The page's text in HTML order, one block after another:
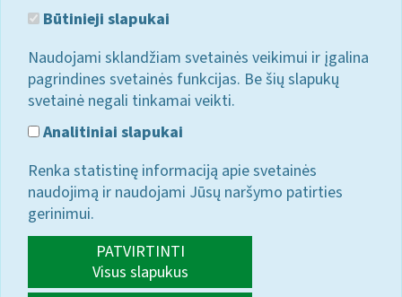
Būtinieji slapukai
Naudojami sklandžiam svetainės veikimui ir įgalina
pagrindines svetainės funkcijas. Be šių slapukų
svetainė negali tinkamai veikti.
Analitiniai slapukai
Renka statistinę informaciją apie svetainės
naudojimą ir naudojami Jūsų naršymo patirties
gerinimui.
PATVIRTINTI
Visus slapukus